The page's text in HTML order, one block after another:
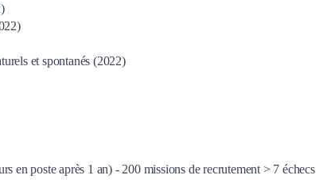
et spontanés (2022)
en poste après 1 an) - 200 missions de recrutement > 7 échecs